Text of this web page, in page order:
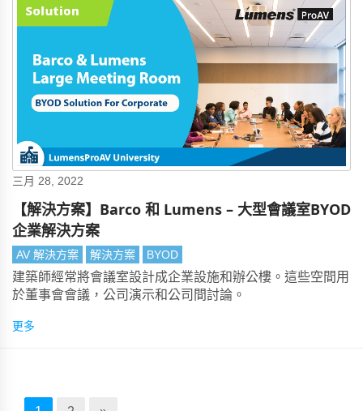
三月 28, 2022
【解決方案】Barco 和 Lumens – 大型會議室BYOD
企業解決方案
AV 解決方案 解決方案 BYOD
建築師經常將會議室設計成企業設施和辦公樓。這些空間用
於董事會會議，公司演示和公司間討論。
更多